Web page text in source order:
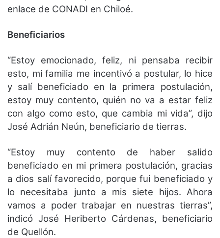
enlace de CONADI en Chiloé.
Beneficiarios
“Estoy emocionado, feliz, ni pensaba recibir
esto, mi familia me incentivó a postular, lo hice
y salí beneficiado en la primera postulación,
estoy muy contento, quién no va a estar feliz
con algo como esto, que cambia mi vida”, dijo
José Adrián Neún, beneficiario de tierras.
“Estoy muy contento de haber salido
beneficiado en mi primera postulación, gracias
a dios salí favorecido, porque fui beneficiado y
lo necesitaba junto a mis siete hijos. Ahora
vamos a poder trabajar en nuestras tierras”,
indicó José Heriberto Cárdenas, beneficiario
de Quellón.